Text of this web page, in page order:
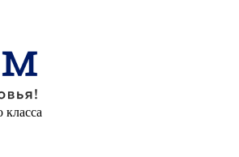
класса